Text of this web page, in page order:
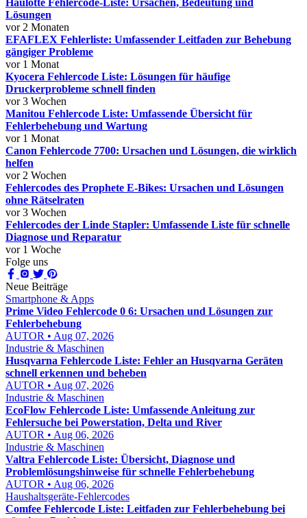
Haulotte Fehlercode-Liste: Ursachen, Bedeutung und
Lösungen
vor 2 Monaten
EFAFLEX Fehlerliste: Umfassender Leitfaden zur Behebung
gängiger Probleme
vor 1 Monat
Kyocera Fehlercode Liste: Lösungen für häufige
Druckerprobleme schnell finden
vor 3 Wochen
Manitou Fehlercode Liste: Umfassende Übersicht für
Fehlerbehebung und Wartung
vor 1 Monat
Canon Fehlercode 7700: Ursachen und Lösungen, die wirklich
helfen
vor 2 Wochen
Fehlercodes des Prophete E-Bikes: Ursachen und Lösungen
ohne Rätselraten
vor 3 Wochen
Fehlercodes der Linde Stapler: Umfassende Liste für schnelle
Diagnose und Reparatur
vor 1 Woche
Folge uns
Neue Beiträge
Smartphone & Apps
Prime Video Fehlercode 0 6: Ursachen und Lösungen zur
Fehlerbehebung
AUTOR • Aug 07, 2026
Industrie & Maschinen
Husqvarna Fehlercode Liste: Fehler an Husqvarna Geräten
schnell erkennen und beheben
AUTOR • Aug 07, 2026
Industrie & Maschinen
EcoFlow Fehlercode Liste: Umfassende Anleitung zur
Fehlersuche bei Powerstation, Delta und River
AUTOR • Aug 06, 2026
Industrie & Maschinen
Valtra Fehlercode Liste: Übersicht, Diagnose und
Problemlösungshinweise für schnelle Fehlerbehebung
AUTOR • Aug 06, 2026
Haushaltsgeräte-Fehlercodes
Comfee Fehlercode Liste: Leitfaden zur Fehlerbehebung bei